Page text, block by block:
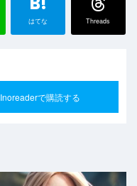
はてな Threads
Inoreaderで購読する